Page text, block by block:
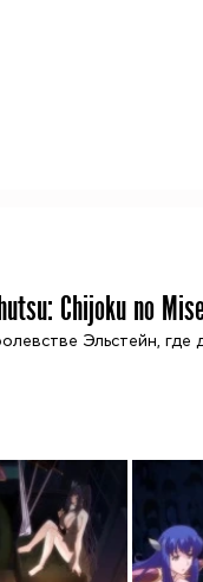
Chijoku no
Эльcтейн,